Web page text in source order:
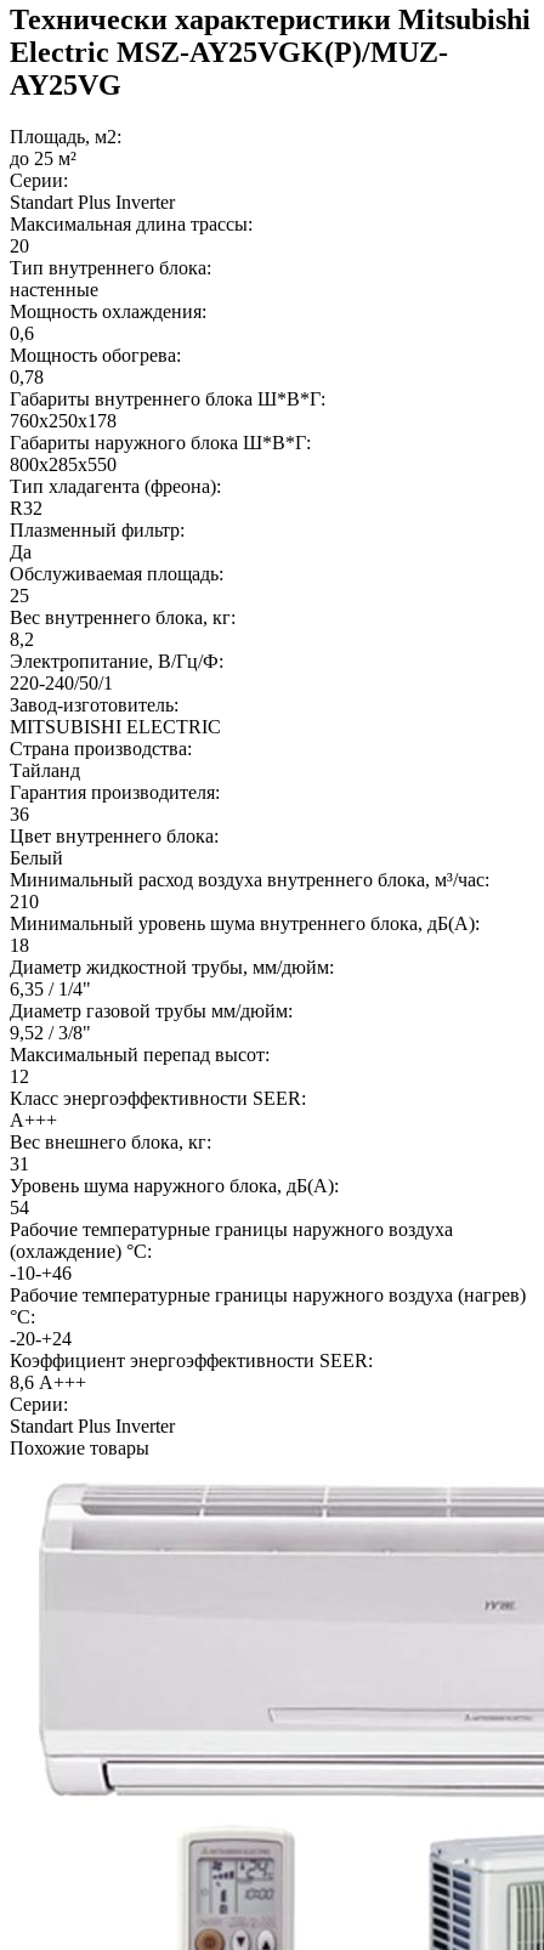
Технически характеристики Mitsubishi
Electric MSZ-AY25VGK(P)/MUZ-
AY25VG
Площадь, м2:
до 25 м²
Серии:
Standart Plus Inverter
Максимальная длина трассы:
20
Тип внутреннего блока:
настенные
Мощность охлаждения:
0,6
Мощность обогрева:
0,78
Габариты внутреннего блока Ш*В*Г:
760x250x178
Габариты наружного блока Ш*В*Г:
800x285x550
Тип хладагента (фреона):
R32
Плазменный фильтр:
Да
Обслуживаемая площадь:
25
Вес внутреннего блока, кг:
8,2
Электропитание, В/Гц/Ф:
220-240/50/1
Завод-изготовитель:
MITSUBISHI ELECTRIC
Страна производства:
Тайланд
Гарантия производителя:
36
Цвет внутреннего блока:
Белый
Минимальный расход воздуха внутреннего блока, м³/час:
210
Минимальный уровень шума внутреннего блока, дБ(А):
18
Диаметр жидкостной трубы, мм/дюйм:
6,35 / 1/4"
Диаметр газовой трубы мм/дюйм:
9,52 / 3/8"
Максимальный перепад высот:
12
Класс энергоэффективности SEER:
A+++
Вес внешнего блока, кг:
31
Уровень шума наружного блока, дБ(А):
54
Рабочие температурные границы наружного воздуха
(охлаждение) °C:
-10-+46
Рабочие температурные границы наружного воздуха (нагрев)
°C:
-20-+24
Коэффициент энергоэффективности SEER:
8,6 А+++
Серии:
Standart Plus Inverter
Похожие товары